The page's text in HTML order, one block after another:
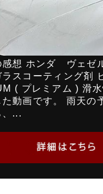
感想 ホンダ ヴェゼ
ラスコーティング剤
( プレミアム ) 滑
た動画です。 雨天の
、...